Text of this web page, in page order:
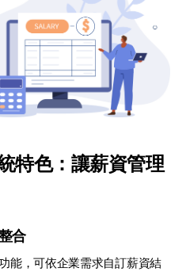
特色：讓薪資管理
合
能，可依企業需求自訂薪資結